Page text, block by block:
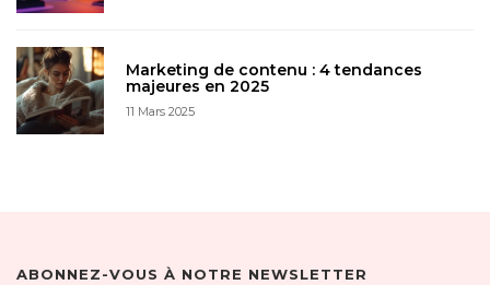
Marketing de contenu : 4 tendances
majeures en 2025
11 Mars 2025
ABONNEZ-VOUS À NOTRE NEWSLETTER